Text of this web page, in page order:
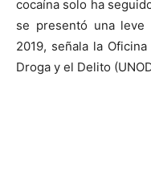
cocaína solo ha
se presentó una
2019, señala la
Droga y el Delito